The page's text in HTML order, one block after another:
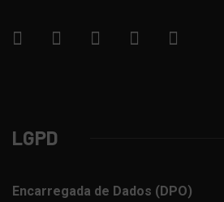
LGPD
Encarregada de Dados (DPO)